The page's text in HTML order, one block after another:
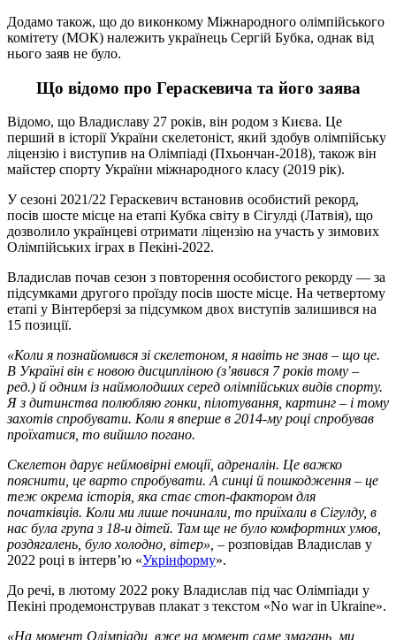
Додамо також, що до виконкому Міжнародного олімпійського
комітету (МОК) належить українець Сергій Бубка, однак від
нього заяв не було.
Що відомо про Гераскевича та його заява
Відомо, що Владиславу 27 років, він родом з Києва. Це
перший в історії України скелетоніст, який здобув олімпійську
ліцензію і виступив на Олімпіаді (Пхьончан-2018), також він
майстер спорту України міжнародного класу (2019 рік).
У сезоні 2021/22 Гераскевич встановив особистий рекорд,
посів шосте місце на етапі Кубка світу в Сігулді (Латвія), що
дозволило українцеві отримати ліцензію на участь у зимових
Олімпійських іграх в Пекіні-2022.
Владислав почав сезон з повторення особистого рекорду — за
підсумками другого проїзду посів шосте місце. На четвертому
етапі у Вінтерберзі за підсумком двох виступів залишився на
15 позиції.
«Коли я познайомився зі скелетоном, я навіть не знав – що це.
В Україні він є новою дисципліною (з’явився 7 років тому –
ред.) й одним із наймолодших серед олімпійських видів спорту.
Я з дитинства полюбляю гонки, пілотування, картинг – і тому
захотів спробувати. Коли я вперше в 2014-му році спробував
проїхатися, то вийшло погано.
Скелетон дарує неймовірні емоції, адреналін. Це важко
пояснити, це варто спробувати. А синці й пошкодження – це
теж окрема історія, яка стає стоп-фактором для
початківців. Коли ми лише починали, то приїхали в Сігулду, в
нас була група з 18-и дітей. Там ще не було комфортних умов,
роздягалень, було холодно, вітер», – розповідав Владислав у
2022 році в інтерв’ю «Укрінформу».
До речі, в лютому 2022 року Владислав під час Олімпіади у
Пекіні продемонстрував плакат з текстом «No war in Ukraine».
«На момент Олімпіади, вже на момент саме змагань, ми